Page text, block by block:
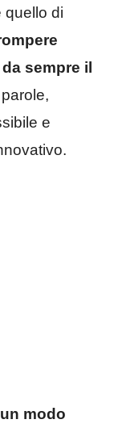
quello di
sempre il
e
modo